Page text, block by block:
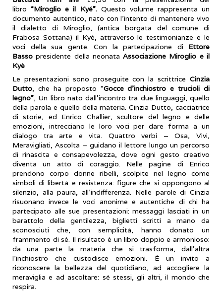
libro“Miroglio e il Kyé”. Questo volume rappresenta un
documento autentico, nato con l’intento di mantenere vivo
il dialetto di Miroglio, (antica borgata del comune di
Frabosa Sottana) il Kyé, attraverso le testimonianze e le
voci della sua gente. Con la partecipazione di Ettore
Bassopresidente della neonata Associazione Miroglio e il
Kyè
Le presentazioni sono proseguite con la scrittrice Cinzia
Dutto, che ha proposto “Gocce d’inchiostro e trucioli di
legno”, Un libro nato dall’incontro tra due linguaggi, quello
della parola e quello della materia. Cinzia Dutto, cacciatrice
di storie, ed Enrico Challier, scultore del legno e delle
emozioni, intrecciano le loro voci per dare forma a un
dialogo tra arte e vita. Quattro verbi – Osa, Vivi,
Meravigliati, Ascolta – guidano il lettore lungo un percorso
di rinascita e consapevolezza, dove ogni gesto creativo
diventa un atto di coraggio. Nelle pagine di Enrico
prendono corpo donne ribelli, scolpite nel legno come
simboli di libertà e resistenza: figure che si oppongono al
silenzio, alla paura, all’indifferenza. Nelle parole di Cinzia
risuonano invece le voci anonime e autentiche di chi ha
partecipato alle sue presentazioni: messaggi lasciati in un
barattolo della gentilezza, biglietti scritti a mano da
sconosciuti che, con semplicità, hanno donato un
frammento di sé. Il risultato è un libro doppio e armonioso:
da una parte la materia che si trasforma, dall’altra
l’inchiostro che custodisce emozioni. È un invito a
riconoscere la bellezza del quotidiano, ad accogliere la
meraviglia e ad ascoltare: sé stessi, gli altri, il mondo che
respira.